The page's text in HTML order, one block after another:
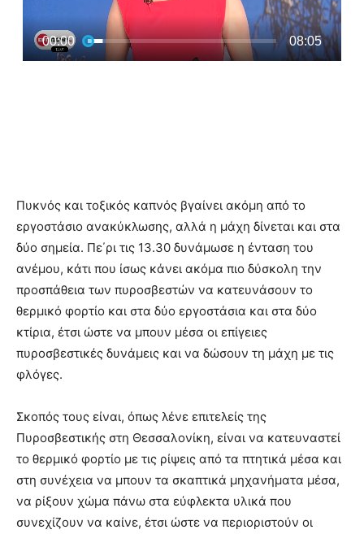
Πυκνός και τοξικός καπνός βγαίνει ακόμη από το
εργοστάσιο ανακύκλωσης, αλλά η μάχη δίνεται και στα
δύο σημεία. Πε΄ρι τις 13.30 δυνάμωσε η ένταση του
ανέμου, κάτι που ίσως κάνει ακόμα πιο δύσκολη την
προσπάθεια των πυροσβεστών να κατευνάσουν το
θερμικό φορτίο και στα δύο εργοστάσια και στα δύο
κτίρια, έτσι ώστε να μπουν μέσα οι επίγειες
πυροσβεστικές δυνάμεις και να δώσουν τη μάχη με τις
φλόγες.
Σκοπός τους είναι, όπως λένε επιτελείς της
Πυροσβεστικής στη Θεσσαλονίκη, είναι να κατευναστεί
το θερμικό φορτίο με τις ρίψεις από τα πτητικά μέσα και
στη συνέχεια να μπουν τα σκαπτικά μηχανήματα μέσα,
να ρίξουν χώμα πάνω στα εύφλεκτα υλικά που
συνεχίζουν να καίνε, έτσι ώστε να περιοριστούν οι